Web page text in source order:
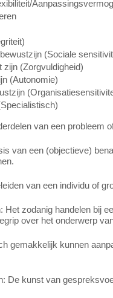
(Sociale
zijn (Zorgvuldigheid)
(Autonomie)
van een probleem
van een (objectieve)
van een individu of
Het zodanig handelen bij
over het onderwerp
gemakkelijk kunnen
De kunst van